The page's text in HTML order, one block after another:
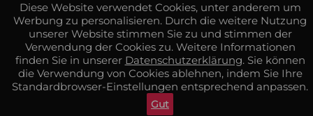
Diese Website verwendet Cookies, unter anderem um
Werbung zu personalisieren. Durch die weitere Nutzung
unserer Website stimmen Sie zu und stimmen der
Verwendung der Cookies zu. Weitere Informationen
finden Sie in unserer Datenschutzerklärung. Sie können
die Verwendung von Cookies ablehnen, indem Sie Ihre
Standardbrowser-Einstellungen entsprechend anpassen.
Gut